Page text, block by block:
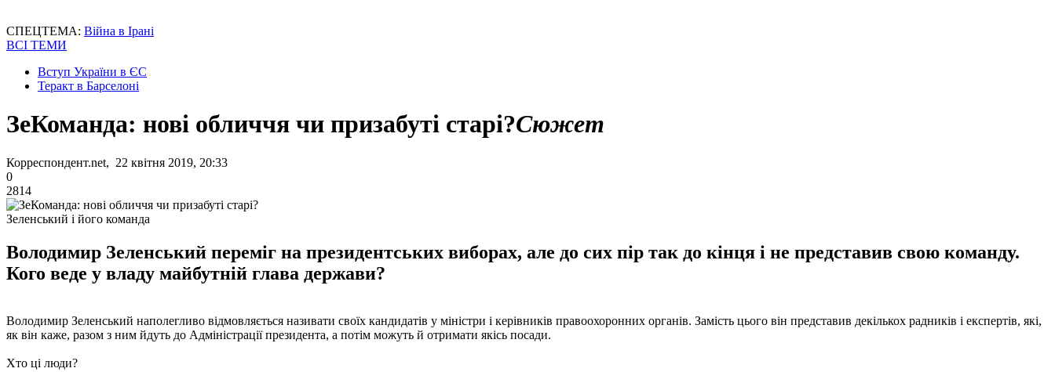
СПЕЦТЕМА: Війна в Ірані
ВСІ ТЕМИ
Вступ України в ЄС
Теракт в Барселоні
ЗеКоманда: нові обличчя чи призабуті старі?Сюжет
Корреспондент.net, 22 квітня 2019, 20:33
0
2814
Зеленський і його команда
Володимир Зеленський переміг на президентських виборах, але до сих пір так до кінця і не представив свою команду.
Кого веде у владу майбутній глава держави?
Володимир Зеленський наполегливо відмовляється називати своїх кандидатів у міністри і керівників правоохоронних органів. Замість цього він представив декількох радників і експертів, які,
як він каже, разом з ним йдуть до Адміністрації президента, а потім можуть й отримати якісь посади.
Хто ці люди?